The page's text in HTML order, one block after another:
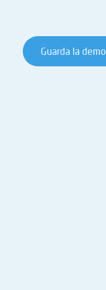
Guarda la demo